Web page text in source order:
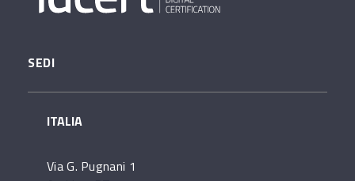
SEDI
ITALIA
Via G. Pugnani 1